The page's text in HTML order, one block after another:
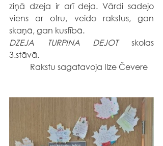
ziņā dzeja ir arī deja. Vārdi sadejo
viens ar otru, veido rakstus, gan
skaņā, gan kustībā.
DZEJA TURPINA DEJOT skolas
3.stāvā.
Rakstu sagatavoja Ilze Čevere